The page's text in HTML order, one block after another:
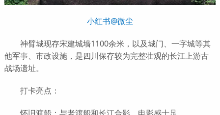
小红书@微尘
神臂城现存宋建城墙1100余米，以及城门、一字城等其
他军事、市政设施，是四川保存较为完整壮观的长江上游古
战场遗址。
打卡亮点：